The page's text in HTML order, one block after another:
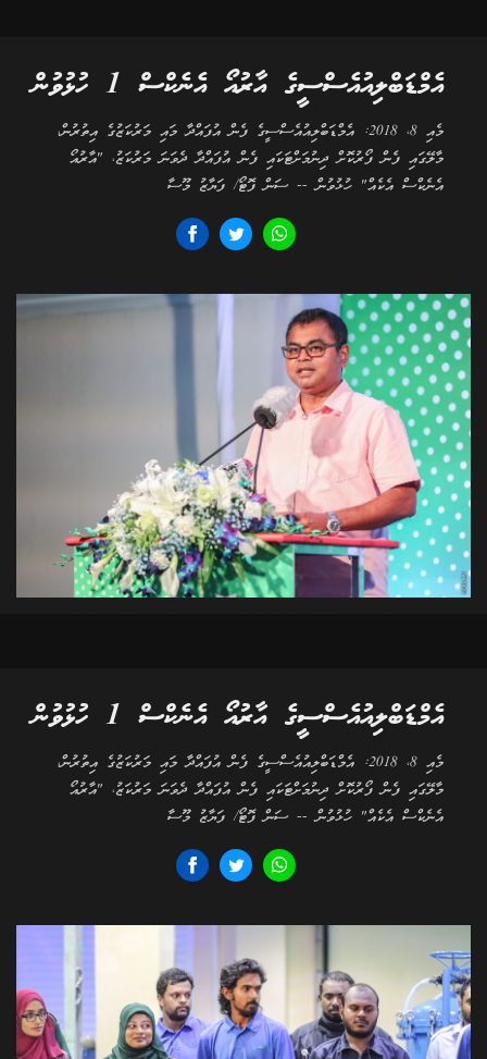
އެމްޑަބްލިއުއެސްސީގެ އާރުއޯ އެނެކްސް 1 ހުޅުވުން
މެއި 8، 2018: އެމްޑަބްލިއުއެސްސީގެ ފެން އުފައްދާ މައި މަރުކަޒުގެ އިތުރުން،
މާލޭގައި ފެން ފޯރުކޮށް ދިނުމަށްޓަކައި ފެން އުފައްދާ ދެވަނަ މަރުކަޒު، "އާރުއޯ
އެނެކްސް އެކެއް" ހުޅުވުން -- ސަން ފޮޓޯ/ ފަޔާޒު މޫސާ
އެމްޑަބްލިއުއެސްސީގެ އާރުއޯ އެނެކްސް 1 ހުޅުވުން
މެއި 8، 2018: އެމްޑަބްލިއުއެސްސީގެ ފެން އުފައްދާ މައި މަރުކަޒުގެ އިތުރުން،
މާލޭގައި ފެން ފޯރުކޮށް ދިނުމަށްޓަކައި ފެން އުފައްދާ ދެވަނަ މަރުކަޒު، "އާރުއޯ
އެނެކްސް އެކެއް" ހުޅުވުން -- ސަން ފޮޓޯ/ ފަޔާޒު މޫސާ